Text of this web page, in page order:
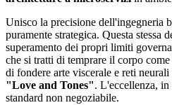
Unisco la precisione dell'ingegneria
puramente strategica. Questa stessa
superamento dei propri limiti
che si tratti di temprare il corpo come
di fondere arte viscerale e reti
"Love and Tones". L'eccellenza,
standard non negoziabile.